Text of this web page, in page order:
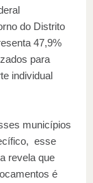
do Distrito
47,9%
para
individual
municípios
esse
revela que
é